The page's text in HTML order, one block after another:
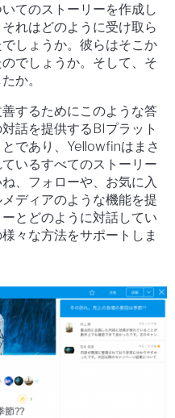
てのストーリーを作成し
れはどのように受け取ら
しょうか。彼らはそこか
でしょうか。そして、そ
か。
するためにこのような答
話を提供するBIプラット
であり、Yellowfinはまさ
いるすべてのストーリー
、フォローや、お気に入
ディアのような機能を提
とどのように対話してい
々な方法をサポートしま